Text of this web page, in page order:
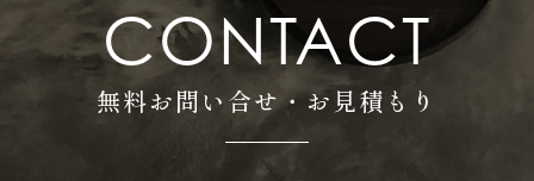
CONTACT
無料お問い合せ・お見積もり